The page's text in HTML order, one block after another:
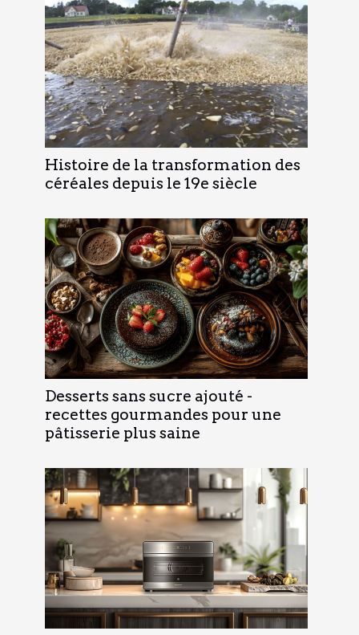
Histoire de la transformation des
céréales depuis le 19e siècle
Desserts sans sucre ajouté -
recettes gourmandes pour une
pâtisserie plus saine